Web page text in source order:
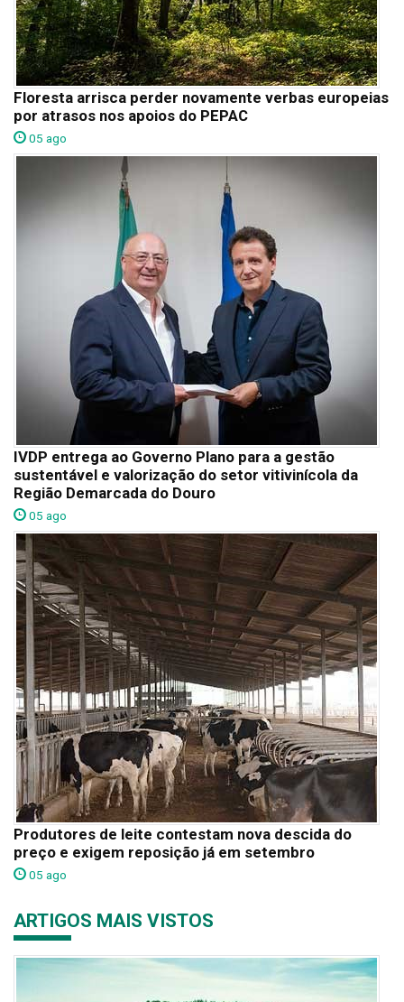
Floresta arrisca perder novamente verbas europeias
por atrasos nos apoios do PEPAC
05 ago
IVDP entrega ao Governo Plano para a gestão
sustentável e valorização do setor vitivinícola da
Região Demarcada do Douro
05 ago
Produtores de leite contestam nova descida do
preço e exigem reposição já em setembro
05 ago
ARTIGOS MAIS VISTOS